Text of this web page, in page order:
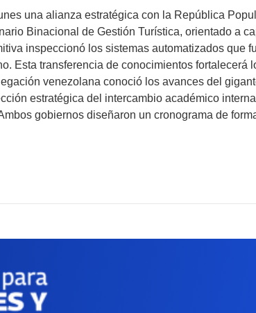
una alianza estratégica con la República
Binacional de Gestión Turística, orientado a
inspeccionó los sistemas automatizados que
Esta transferencia de conocimientos fortalecerá
venezolana conoció los avances del
estratégica del intercambio académico
gobiernos diseñaron un cronograma de